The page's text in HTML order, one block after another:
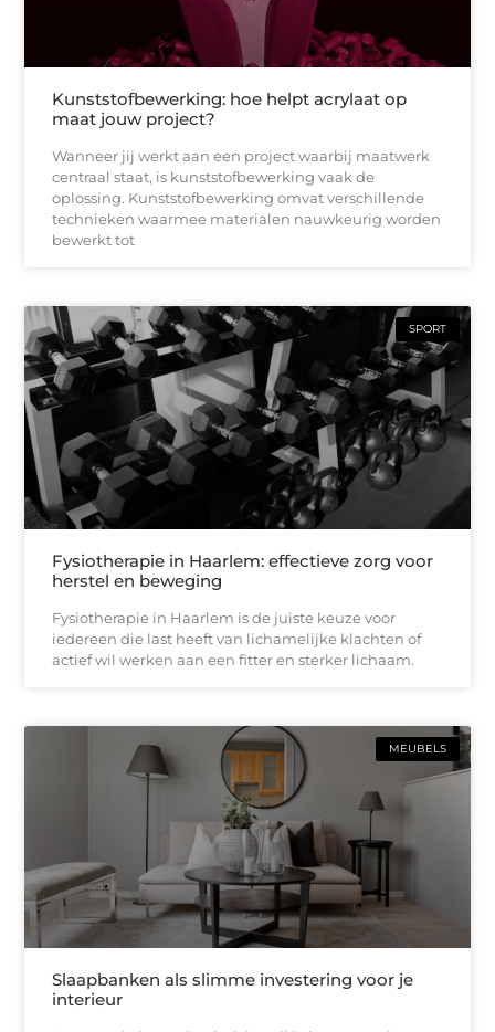
Kunststofbewerking: hoe helpt acrylaat op
maat jouw project?
Wanneer jij werkt aan een project waarbij maatwerk
centraal staat, is kunststofbewerking vaak de
oplossing. Kunststofbewerking omvat verschillende
technieken waarmee materialen nauwkeurig worden
bewerkt tot
SPORT
Fysiotherapie in Haarlem: effectieve zorg voor
herstel en beweging
Fysiotherapie in Haarlem is de juiste keuze voor
iedereen die last heeft van lichamelijke klachten of
actief wil werken aan een fitter en sterker lichaam.
MEUBELS
Slaapbanken als slimme investering voor je
interieur